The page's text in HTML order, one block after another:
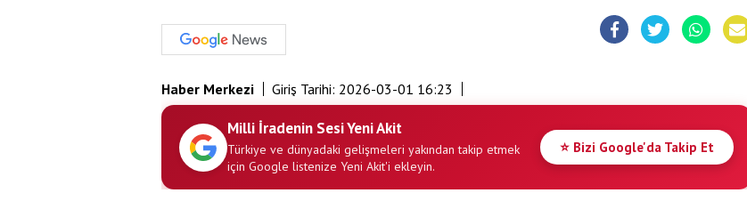
Haber Merkezi Giriş Tarihi: 2026-03-01 16:23
Milli İradenin Sesi Yeni Akit
Türkiye ve dünyadaki gelişmeleri yakından takip etmek
için Google listenize Yeni Akit'i ekleyin.
⭐ Bizi Google'da Takip Et